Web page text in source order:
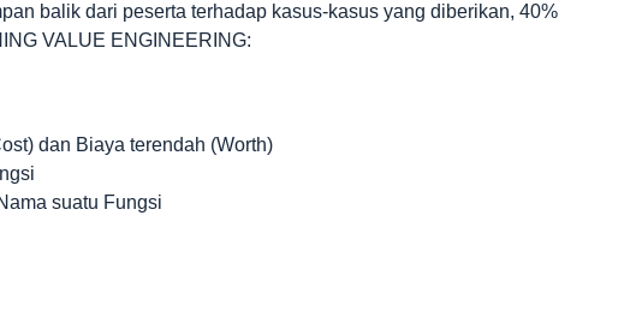
balik dari peserta terhadap kasus-kasus yang diberikan, 40%
VALUE ENGINEERING:
dan Biaya terendah (Worth)
suatu Fungsi